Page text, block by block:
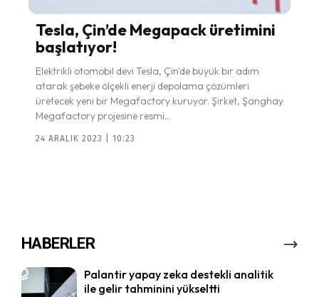
Tesla, Çin’de Megapack üretimini
başlatıyor!
Elektrikli otomobil devi Tesla, Çin'de büyük bir adım
atarak şebeke ölçekli enerji depolama çözümleri
üretecek yeni bir Megafactory kuruyor. Şirket, Şanghay
Megafactory projesine resmi...
24 ARALIK 2023 | 10:23
HABERLER
Palantir yapay zeka destekli analitik
ile gelir tahminini yükseltti